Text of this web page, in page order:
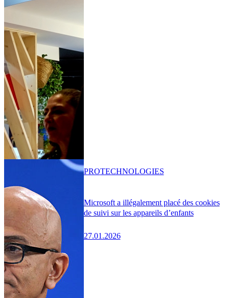
Microsoft a illégalement placé des cookies
de suivi sur les appareils d’enfants
27.01.2026
PROTECHNOLOGIES